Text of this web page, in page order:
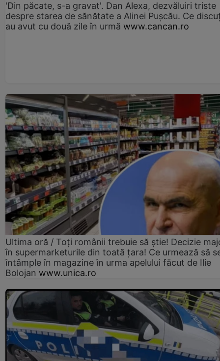
'Din păcate, s-a gravat'. Dan Alexa, dezvăluiri triste
despre starea de sănătate a Alinei Pușcău. Ce
au avut cu două zile în urmă www.cancan.ro
Ultima oră / Toți românii trebuie să știe! Decizie
în supermarketurile din toată țara! Ce urmează să
întâmple în magazine în urma apelului făcut de Ilie
Bolojan www.unica.ro